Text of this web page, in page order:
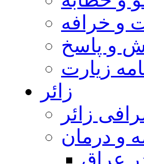
و خرافه
و پاسخ
زیارت
زائر
زائر
و درمان
عراق